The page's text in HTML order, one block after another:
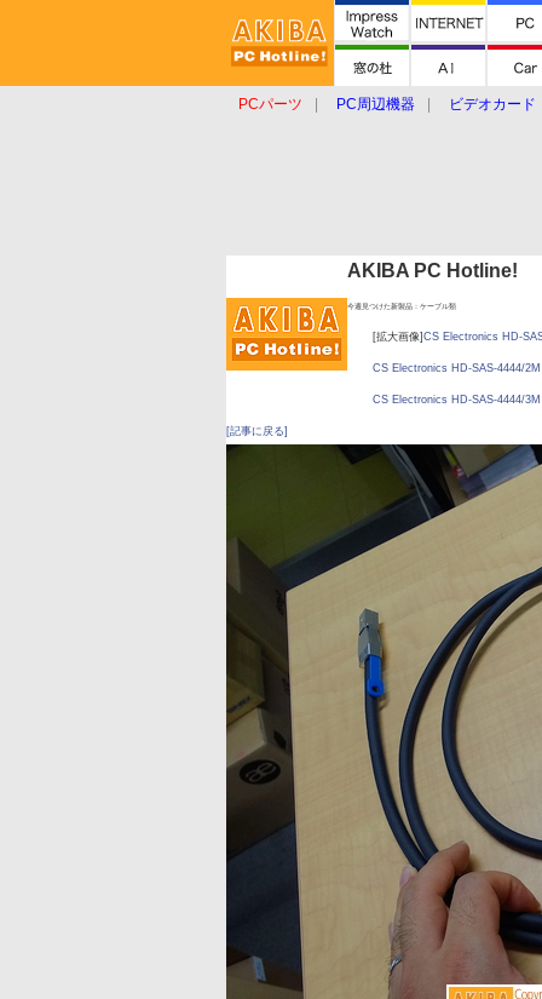
PCパーツ PC周辺機器
ビデオカード
AKIBA PC Hotline!
今週見つけた新製品：ケーブル類
[拡大画像] CS Electronics HD-
CS Electronics HD-SAS-4444/2M
CS Electronics HD-SAS-4444/3M
[記事に戻る]